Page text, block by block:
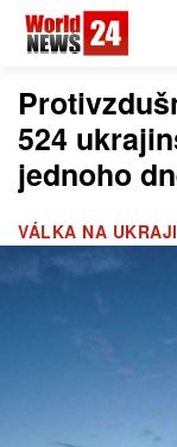
524
jednoho
VÁLKA NA